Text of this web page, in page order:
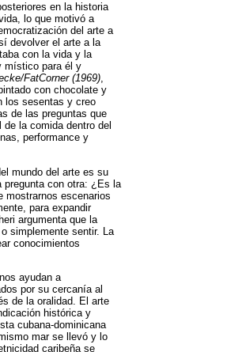
en la historia
lo que motivó a
del arte a
devolver el arte a la
con la vida y la
místico para él y
FatCorner (1969),
con chocolate y
los sesentas y creo
de las preguntas que
la comida dentro del
performance y
mundo del arte es su
pregunta con otra: ¿Es la
mostrarnos escenarios
para expandir
argumenta que la
simplemente sentir. La
conocimientos
ayudan a
por su cercanía al
de la oralidad. El arte
histórica y
cubana-dominicana
mar se llevó y lo
caribeña se